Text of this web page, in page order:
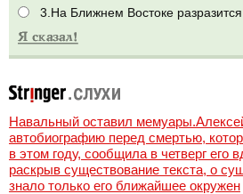
3.На Ближнем Востоке
Навальный оставил
автобиографию перед смертью,
в этом году, сообщила в четверг его
раскрыв существование текста, о
знало только его ближайшее окружен